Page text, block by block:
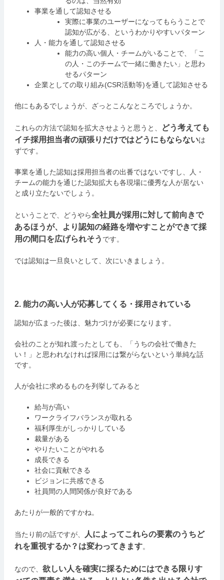
事業を通して認知させる
実際に事業のユーザーになってもらうことで
認知が広がる、というわかりやすいパターン
人・能力を通して認知させる
能力の高い個人・チームがいることで、「こ
の人・このチームで一緒に働きたい」と思わ
せるパターン
企業としての取り組み(CSR活動等)を通して認知させる
他にもあるでしょうが、ざっとこんなところでしょうか。
これらの方法で認知を拡大させようと思うと、
どう考えても
イチ採用担当者の頑張りだけではどうにもならないは
ずです。
事業を通した認知は採用担当者の出番ではないですし、人・
チームの能力を通じた認知拡大も各現場に優秀な人が居ない
と成り立たないでしょう。
ということで、どうやら全社員が採用に対して前向きで
あるほうが、より認知の経路を増やすことができて採
用の間口を広げられそう です。
では認知は一旦良いとして、次にいきましょう。
2. 能力の高い人が応募してくる・採用されている
認知が広まった後は、魅力づけが必要になります。
会社のことが知れ渡ったとしても、「うちの会社で働きた
い！」と思われなければ採用には繋がらないという単純な話
です。
人が会社に求めるものを列挙してみると
給与が高い
ワークライフバランスが取れる
福利厚生がしっかりしている
裁量がある
やりたいことがやれる
成長できる
社会に貢献できる
ビジョンに共感できる
社員間の人間関係が良好である
あたりが一般的ですかね。
当たり前の話ですが、
人によってこれらの要素のうちど
れを重視するか？は変わってきます。
なので、 欲しい人を確実に採るためにはできる限りす